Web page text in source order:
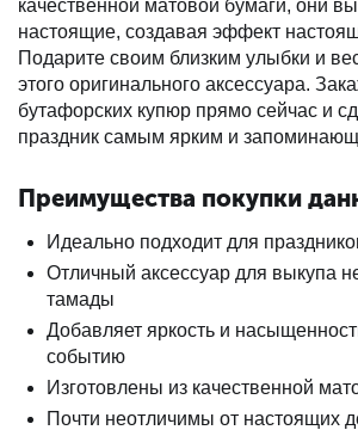
качественной матовой бумаги, они
настоящие, создавая эффект
Подарите своим близким улыбки и
этого оригинального аксессуара.
бутафорских купюр прямо сейчас и
праздник самым ярким и
Преимущества покупки
Идеально подходит для
Отличный аксессуар для выкупа
тамады
Добавляет яркость и
событию
Изготовлены из качественной
Почти неотличимы от настоящих